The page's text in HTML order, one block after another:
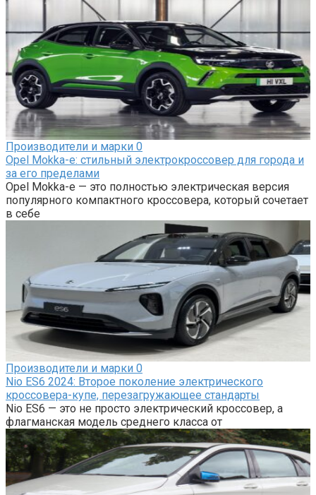
Производители и марки 0
Opel Mokka-e: cтильный электрокроссовер для города и
за его пределами
Opel Mokka-e — это полностью электрическая версия
популярного компактного кроссовера, который сочетает
в себе
Производители и марки 0
Nio ES6 2024: Второе поколение электрического
кроссовера-купе, перезагружающее стандарты
Nio ES6 — это не просто электрический кроссовер, а
флагманская модель среднего класса от